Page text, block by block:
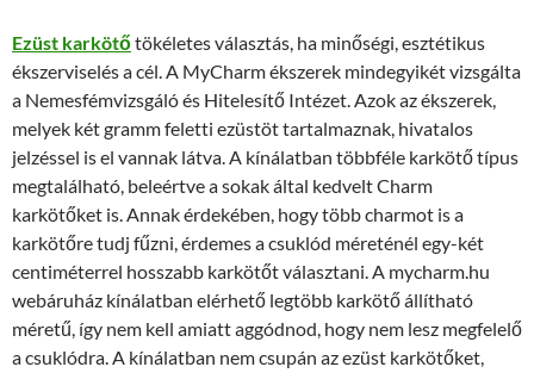
Ezüst karkötőtökéletes választás, ha minőségi, esztétikus
ékszerviselés a cél. A MyCharm ékszerek mindegyikét vizsgálta
a Nemesfémvizsgáló és Hitelesítő Intézet. Azok az ékszerek,
melyek két gramm feletti ezüstöt tartalmaznak, hivatalos
jelzéssel is el vannak látva. A kínálatban többféle karkötő típus
megtalálható, beleértve a sokak által kedvelt Charm
karkötőket is. Annak érdekében, hogy több charmot is a
karkötőre tudj fűzni, érdemes a csuklód méreténél egy-két
centiméterrel hosszabb karkötőt választani. A mycharm.hu
webáruház kínálatban elérhető legtöbb karkötő állítható
méretű, így nem kell amiatt aggódnod, hogy nem lesz megfelelő
a csuklódra. A kínálatban nem csupán az ezüst karkötőket,